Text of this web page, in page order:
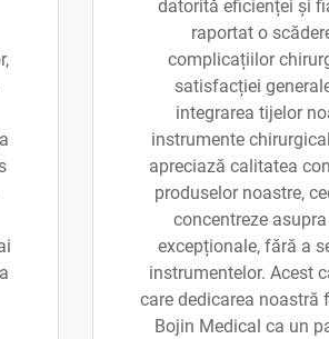
datorită eficienței și
raportat o
complicațiilor
satisfacției
integrarea tijelor
instrumente
apreciază calitatea
produselor noastre,
concentreze
excepționale, fără a
instrumentelor. Acest
care dedicarea
Bojin Medical ca un